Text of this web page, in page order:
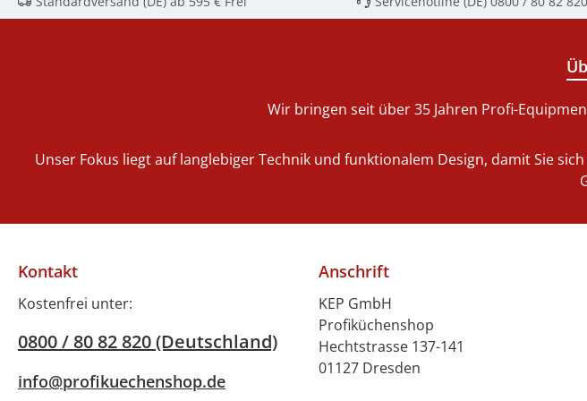
selbst die kleinsten
Umgebung schaffen, sei
es in
390 mm x Tiefe 313 mm
x Höhe 2 mmGewicht:
Klebefolien
m Anschlusswert: 30 W /
Befestigungsmaterial
Wir bringen seit über 35 Jahren Profi-
Unser Fokus liegt auf langlebiger Technik und funktionalem Design, damit Sie
Kontakt
Kostenfrei unter:
0800 / 80 82 820 (Deutschland)
info@profikuechenshop.de
Anschrift
KEP GmbH
Profiküchenshop
Hechtstrasse 137-141
01127 Dresden